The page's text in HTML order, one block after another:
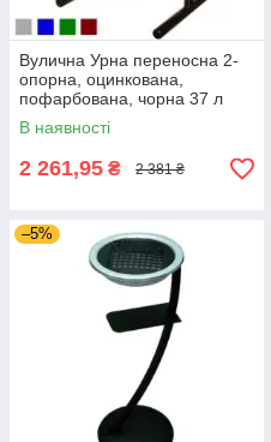
Вулична Урна переносна 2-
опорна, оцинкована,
пофарбована, чорна 37 л
В наявності
2 261,95 ₴ 2 381 ₴
–5%